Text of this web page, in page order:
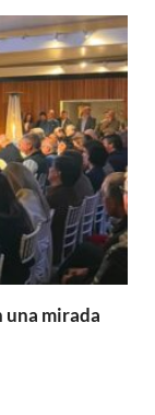
una mirada